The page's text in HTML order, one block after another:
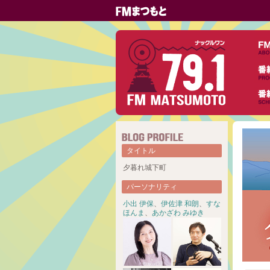
タイトル
夕暮れ城下町
パーソナリティ
小出 伊保、 伊佐津 和朗、 すな
ほんま 、 あかざわ みゆき